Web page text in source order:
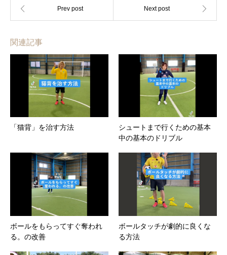
関連記事
「猫背」を治す方法
シュートまで行くための基本
中の基本のドリブル
ボールをもらってすぐ奪われ
る。の改善
ボールタッチが劇的に良くな
る方法